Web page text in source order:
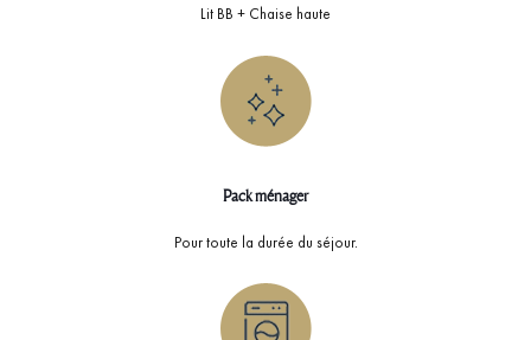
Lit BB + Chaise haute
Pack ménager
Pour toute la durée du séjour.